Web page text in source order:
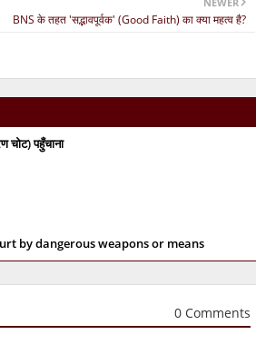
BNS के तहत 'सद्भावपूर्वक' (Good Faith) का क्या महत्व है?
चोट) पहुँचाना
by dangerous weapons or means
0 Comments